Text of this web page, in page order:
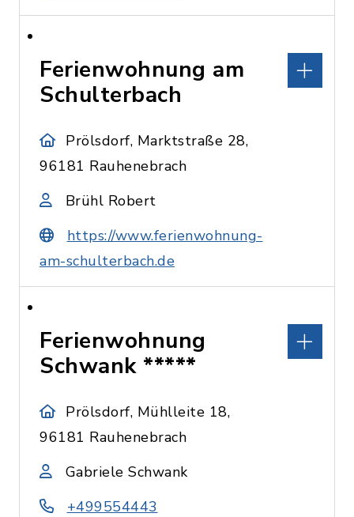
Ferienwohnung am
Schulterbach
Prölsdorf, Marktstraße 28,
96181 Rauhenebrach
Brühl Robert
https://www.ferienwohnung-
am-schulterbach.de
Ferienwohnung
Schwank *****
Prölsdorf, Mühlleite 18,
96181 Rauhenebrach
Gabriele Schwank
+499554443